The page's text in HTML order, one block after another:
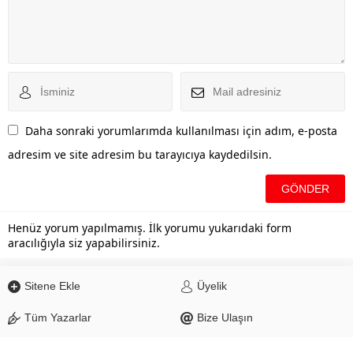
Daha sonraki yorumlarımda kullanılması için adım, e-posta
adresim ve site adresim bu tarayıcıya kaydedilsin.
Henüz yorum yapılmamış. İlk yorumu yukarıdaki form
aracılığıyla siz yapabilirsiniz.
Sitene Ekle Üyelik
Tüm Yazarlar Bize Ulaşın